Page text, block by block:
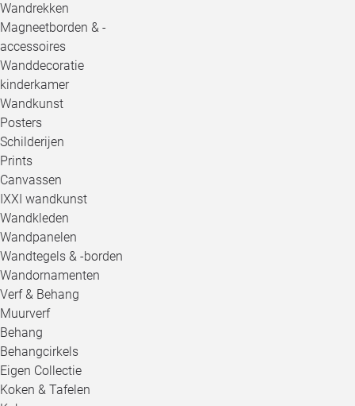
Wandrekken
Magneetborden & -
accessoires
Wanddecoratie
kinderkamer
Wandkunst
Posters
Schilderijen
Prints
Canvassen
IXXI wandkunst
Wandkleden
Wandpanelen
Wandtegels & -borden
Wandornamenten
Verf & Behang
Muurverf
Behang
Behangcirkels
Eigen Collectie
Koken & Tafelen